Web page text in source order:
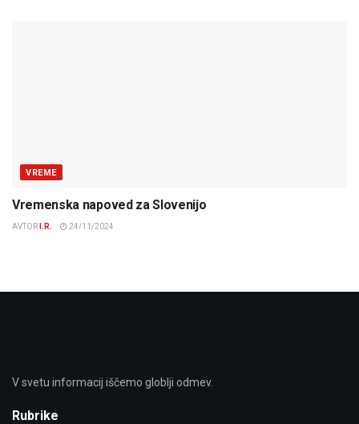
VREME
Vremenska napoved za Slovenijo
AVTOR I.R. 24/11/2024
V svetu informacij iščemo globlji odmev.
Rubrike